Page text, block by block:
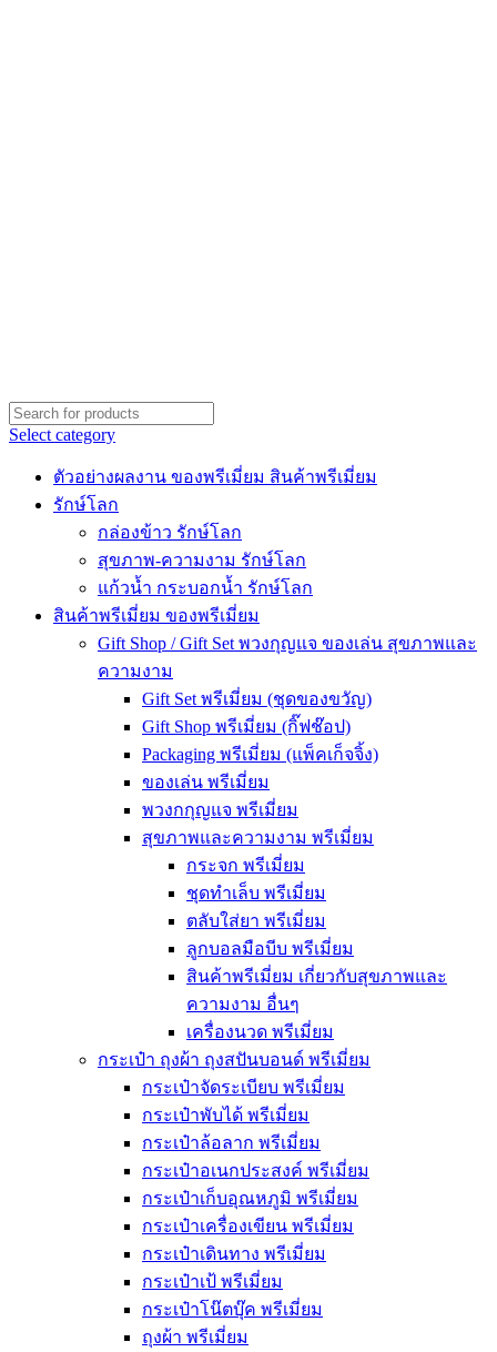
Select category
ตัวอย่างผลงาน ของพรีเมี่ยม สินค้าพรีเมี่ยม
รักษ์โลก
กล่องข้าว รักษ์โลก
สุขภาพ-ความงาม รักษ์โลก
แก้วน้ำ กระบอกน้ำ รักษ์โลก
สินค้าพรีเมี่ยม ของพรีเมี่ยม
Gift Shop / Gift Set พวงกุญแจ ของเล่น สุขภาพและ
ความงาม
Gift Set พรีเมี่ยม (ชุดของขวัญ)
Gift Shop พรีเมี่ยม (กิ๊ฟช๊อป)
Packaging พรีเมี่ยม (แพ็คเก็จจิ้ง)
ของเล่น พรีเมี่ยม
พวงกกุญแจ พรีเมี่ยม
สุขภาพและความงาม พรีเมี่ยม
กระจก พรีเมี่ยม
ชุดทำเล็บ พรีเมี่ยม
ตลับใส่ยา พรีเมี่ยม
ลูกบอลมือบีบ พรีเมี่ยม
สินค้าพรีเมี่ยม เกี่ยวกับสุขภาพและ
ความงาม อื่นๆ
เครื่องนวด พรีเมี่ยม
กระเป๋า ถุงผ้า ถุงสปันบอนด์ พรีเมี่ยม
กระเป๋าจัดระเบียบ พรีเมี่ยม
กระเป๋าพับได้ พรีเมี่ยม
กระเป๋าล้อลาก พรีเมี่ยม
กระเป๋าอเนกประสงค์ พรีเมี่ยม
กระเป๋าเก็บอุณหภูมิ พรีเมี่ยม
กระเป๋าเครื่องเขียน พรีเมี่ยม
กระเป๋าเดินทาง พรีเมี่ยม
กระเป๋าเป้ พรีเมี่ยม
กระเป๋าโน๊ตบุ๊ค พรีเมี่ยม
ถุงผ้า พรีเมี่ยม